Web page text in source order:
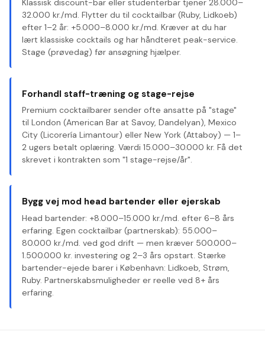
32.000 kr./md. Flytter du til cocktailbar (Ruby, Lidkoeb)
efter 1–2 år: +5.000–8.000 kr./md. Kræver at du har
lært klassiske cocktails og har håndteret peak-service.
Stage (prøvedag) før ansøgning hjælper.
Forhandl staff-træning og stage-rejse
Premium cocktailbarer sender ofte ansatte på "stage"
til London (American Bar at Savoy, Dandelyan), Mexico
City (Licorería Limantour) eller New York (Attaboy) — 1–
2 ugers betalt oplæring. Værdi 15.000–30.000 kr. Få det
skrevet i kontrakten som "1 stage-rejse/år".
Bygg vej mod head bartender eller ejerskab
Head bartender: +8.000–15.000 kr./md. efter 6–8 års
erfaring. Egen cocktailbar (partnerskab): 55.000–
80.000 kr./md. ved god drift — men kræver 500.000–
1.500.000 kr. investering og 2–3 års opstart. Stærke
bartender-ejede barer i København: Lidkoeb, Strøm,
Ruby. Partnerskabsmuligheder er reelle ved 8+ års
erfaring.